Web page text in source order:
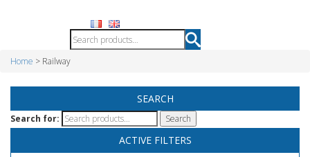
Home > Railway
SEARCH
Search for:
ACTIVE FILTERS